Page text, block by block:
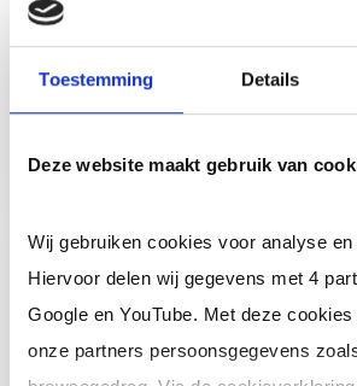
Toestemming Details
Deze website maakt gebruik van
Wij gebruiken cookies voor analyse
Hiervoor delen wij gegevens met 4
Google en YouTube. Met deze
onze partners persoonsgegevens
voor u aan de slag gaat.
Meer informatie
Ik ben een interim,
freelance of ZZP
professional (of
loondienst)